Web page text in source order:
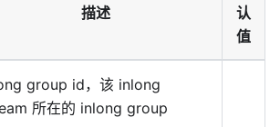
描述
认
值
group id，该 inlong
所在的 inlong group